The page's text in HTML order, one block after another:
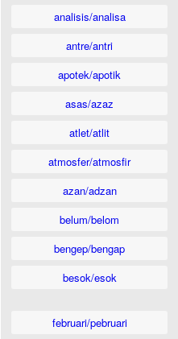
analisis/analisa
antre/antri
apotek/apotik
asas/azaz
atlet/atlit
atmosfer/atmosfir
azan/adzan
belum/belom
bengep/bengap
besok/esok
februari/pebruari